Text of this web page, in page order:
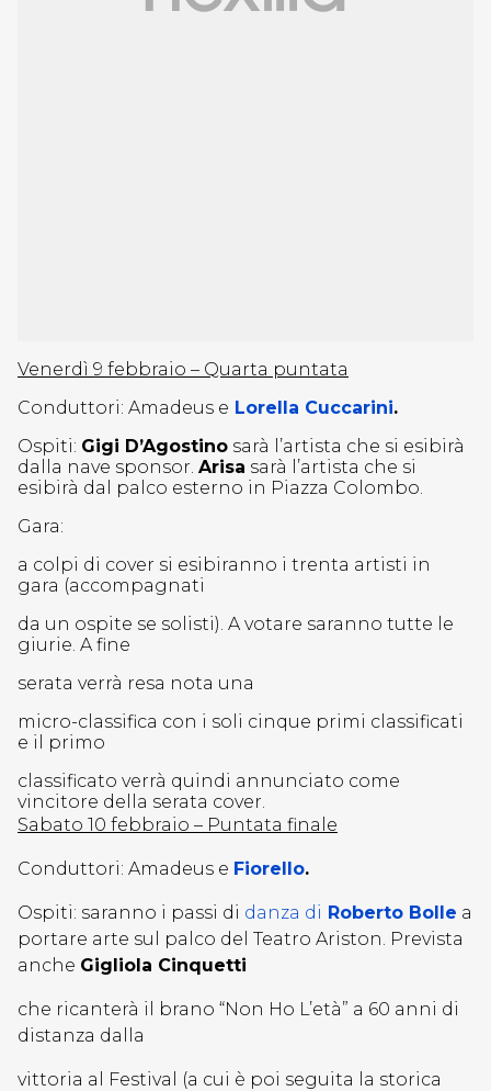
Venerdì 9 febbraio – Quarta puntata
Conduttori: Amadeus e Lorella Cuccarini.
Ospiti: Gigi D’Agostino sarà l’artista che si esibirà
dalla nave sponsor. Arisa sarà l’artista che si
esibirà dal palco esterno in Piazza Colombo.
Gara:
a colpi di cover si esibiranno i trenta artisti in
gara (accompagnati
da un ospite se solisti). A votare saranno tutte le
giurie. A fine
serata verrà resa nota una
micro-classifica con i soli cinque primi classificati
e il primo
classificato verrà quindi annunciato come
vincitore della serata cover.
Sabato 10 febbraio – Puntata finale
Conduttori: Amadeus e Fiorello.
Ospiti: saranno i passi di danza di Roberto Bolle a
portare arte sul palco del Teatro Ariston. Prevista
anche Gigliola Cinquetti
che ricanterà il brano “Non Ho L’età” a 60 anni di
distanza dalla
vittoria al Festival (a cui è poi seguita la storica